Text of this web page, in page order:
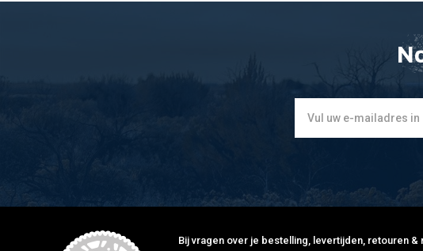
Bij vragen over je bestelling, levertijden, retouren